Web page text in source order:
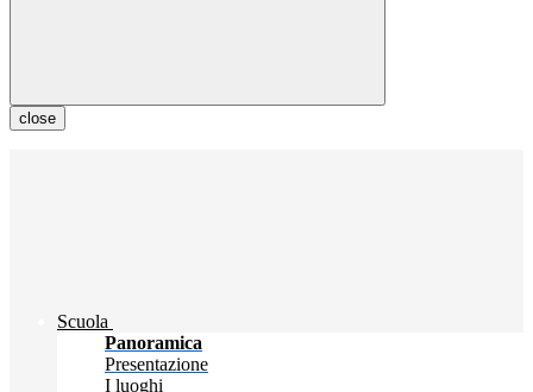
close
Scuola
Panoramica
Presentazione
I luoghi